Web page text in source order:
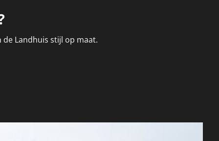
Landhuis stijl op maat.